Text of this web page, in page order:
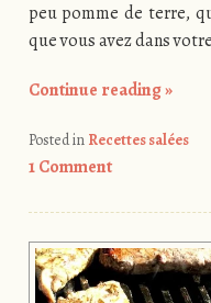
peu pomme de terre,
que vous avez dans
Continue reading»
Posted in Recettes salées
1 Comment